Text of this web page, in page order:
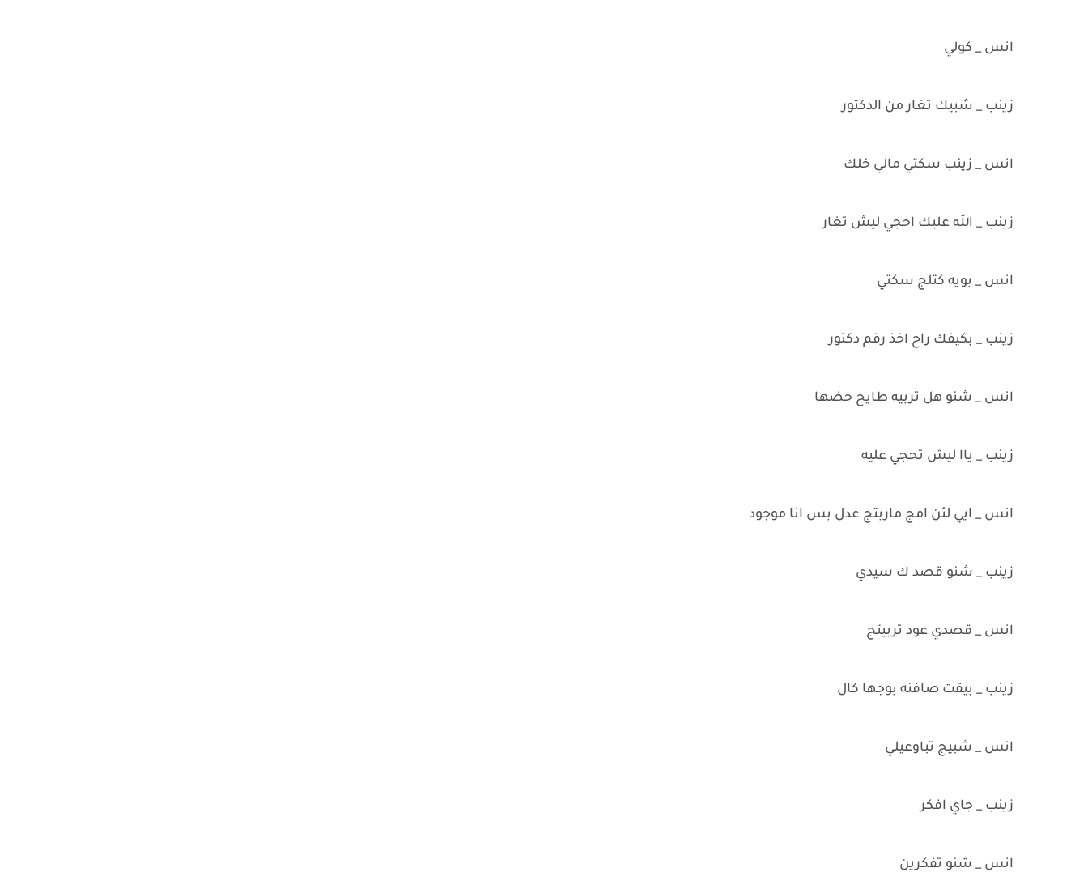
انس _ كولي
زينب _ شبيك تغار من الدكتور
انس _ زينب سكتي مالي خلك
زينب _ الله عليك احجي ليش تغار
انس _ بويه كتلج سكتي
زينب _ بكيفك راح اخذ رقم دكتور
انس _ شنو هل تربيه طايح حضها
زينب _ ياا ليش تحجي عليه
انس _ ايي لئن امج ماربتج عدل بس انا موجود
زينب _ شنو قصد ك سيدي
انس _ قصدي عود تربيتج
زينب _ بيقت صافنه بوجها كال
انس _ شبيج تباوعيلي
زينب _ جاي افكر
انس _ شنو تفكرين